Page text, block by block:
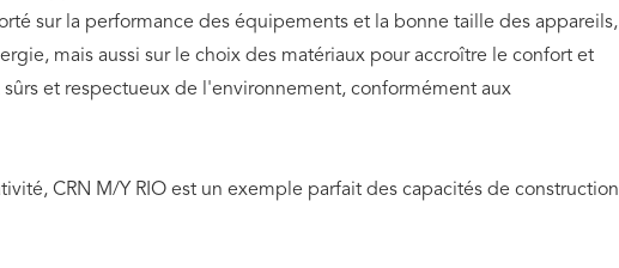
sur la performance des équipements et la bonne taille des appareils,
mais aussi sur le choix des matériaux pour accroître le confort et
et respectueux de l'environnement, conformément aux
CRN M/Y RIO est un exemple parfait des capacités de construction